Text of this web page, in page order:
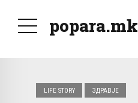
popara.mk
LIFE STORY ЗДРАВЈЕ